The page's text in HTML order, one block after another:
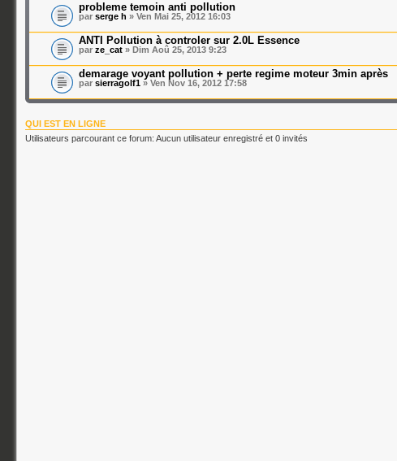
probleme temoin anti pollution
parserge h » Ven Mai 25, 2012 16:03
ANTI Pollution à controler sur 2.0L Essence
parze_cat » Dim Aoû 25, 2013 9:23
demarage voyant pollution + perte regime moteur 3min après
parsierragolf1 » Ven Nov 16, 2012 17:58
QUI EST EN LIGNE
Utilisateurs parcourant ce forum: Aucun utilisateur enregistré et 0 invités